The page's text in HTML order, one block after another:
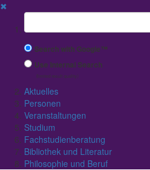
✖
Suchbegriff
Search with Google™
Use Internal Search
(limited result quality)
Aktuelles
Personen
Veranstaltungen
Studium
Fachstudienberatung
Bibliothek und Literatur
Philosophie und Beruf